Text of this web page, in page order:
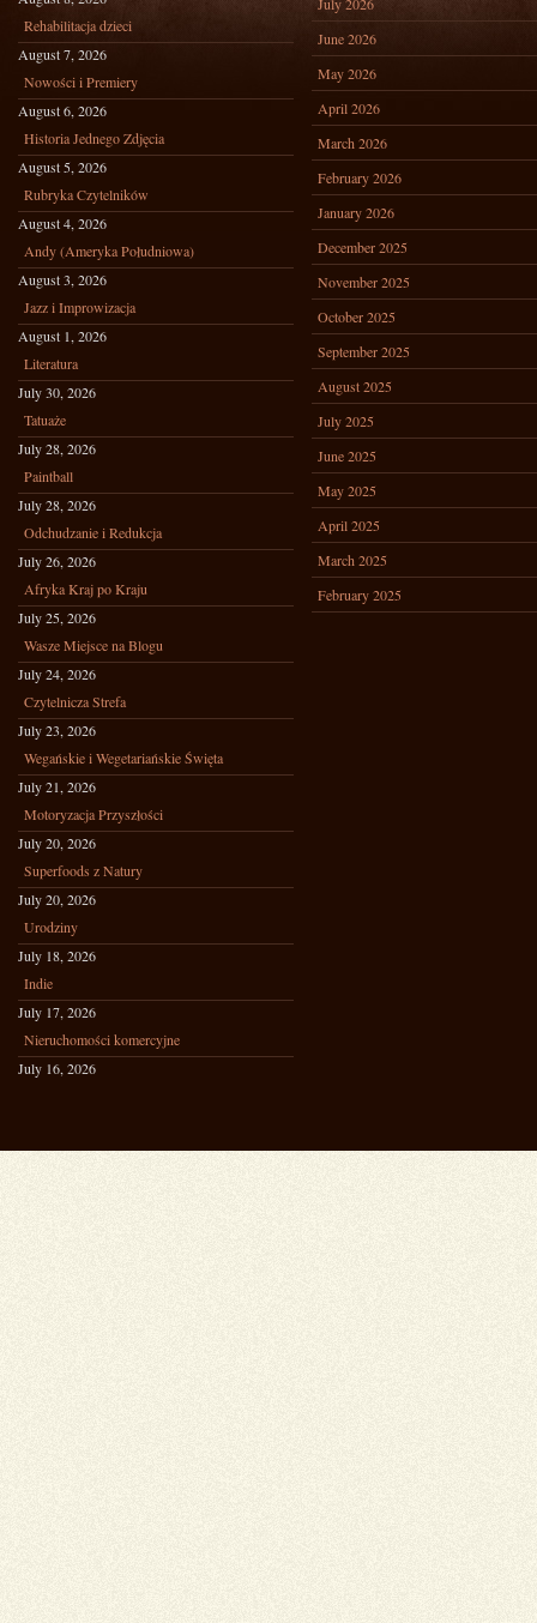
Rehabilitacja dzieci
August 7, 2026
Nowości i Premiery
August 6, 2026
Historia Jednego Zdjęcia
August 5, 2026
Rubryka Czytelników
August 4, 2026
Andy (Ameryka Południowa)
August 3, 2026
Jazz i Improwizacja
August 1, 2026
Literatura
July 30, 2026
Tatuaże
July 28, 2026
Paintball
July 28, 2026
Odchudzanie i Redukcja
July 26, 2026
Afryka Kraj po Kraju
July 25, 2026
Wasze Miejsce na Blogu
July 24, 2026
Czytelnicza Strefa
July 23, 2026
Wegańskie i Wegetariańskie Święta
July 21, 2026
Motoryzacja Przyszłości
July 20, 2026
Superfoods z Natury
July 20, 2026
Urodziny
July 18, 2026
Indie
July 17, 2026
Nieruchomości komercyjne
July 16, 2026
June 2026
May 2026
April 2026
March 2026
February 2026
January 2026
December 2025
November 2025
October 2025
September 2025
August 2025
July 2025
June 2025
May 2025
April 2025
March 2025
February 2025